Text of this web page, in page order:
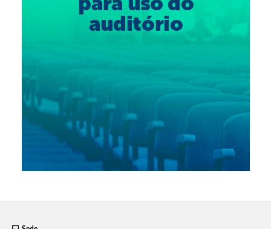
Procedimento para registro
Clube de Vantagens
Valores dos serviços
Reserva de auditório
Notícias
Ouvidoria
Contatos